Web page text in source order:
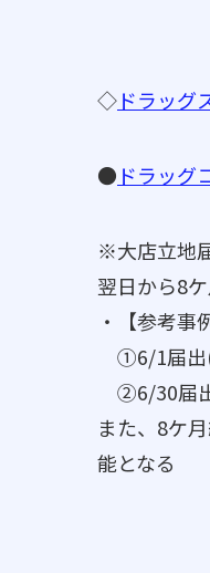
◇ドラッグ
● ドラッグ
※大店立地
翌日から8
・【参考事
①6/1届出(
②6/30届
また、8ケ
能となる